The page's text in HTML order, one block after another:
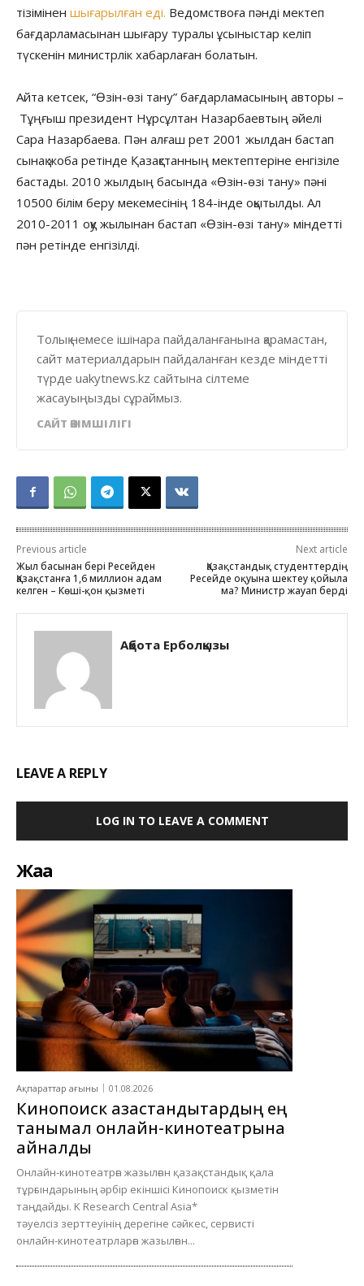
тізімінен шығарылған еді. Ведомствоға пәнді мектеп
бағдарламасынан шығару туралы ұсыныстар келіп
түскенін министрлік хабарлаған болатын.
Айта кетсек, “Өзін-өзі тану” бағдарламасының авторы –
Тұңғыш президент Нұрсұлтан Назарбаевтың әйелі
Сара Назарбаева. Пән алғаш рет 2001 жылдан бастап
сынақ жоба ретінде Қазақстанның мектептеріне енгізіле
бастады. 2010 жылдың басында «Өзін-өзі тану» пәні
10500 білім беру мекемесінің 184-інде оқытылды. Ал
2010-2011 оқу жылынан бастап «Өзін-өзі тану» міндетті
пән ретінде енгізілді.
Толық немесе ішінара пайдаланғанына қарамастан,
сайт материалдарын пайдаланған кезде міндетті
түрде uakytnews.kz сайтына сілтеме
жасауыңызды сұраймыз.
САЙТ ӘКІМШІЛІГІ
Previous article
Жыл басынан бері Ресейден
Қазақстанға 1,6 миллион адам
келген – Көші-қон қызметі
Next article
Қазақстандық студенттердің
Ресейде оқуына шектеу қойыла
ма? Министр жауап берді
Ақбота Ерболқызы
LEAVE A REPLY
LOG IN TO LEAVE A COMMENT
Жаңа
Ақпараттар ағыны 01.08.2026
Кинопоиск қазақстандықтардың ең
танымал онлайн-кинотеатрына
айналды
Онлайн-кинотеатрға жазылған қазақстандық қала
тұрғындарының әрбір екіншісі Кинопоиск қызметін
таңдайды. K Research Central Asia*
тәуелсіз зерттеуінің дерегіне сәйкес, сервисті
онлайн-кинотеатрларға жазылған...